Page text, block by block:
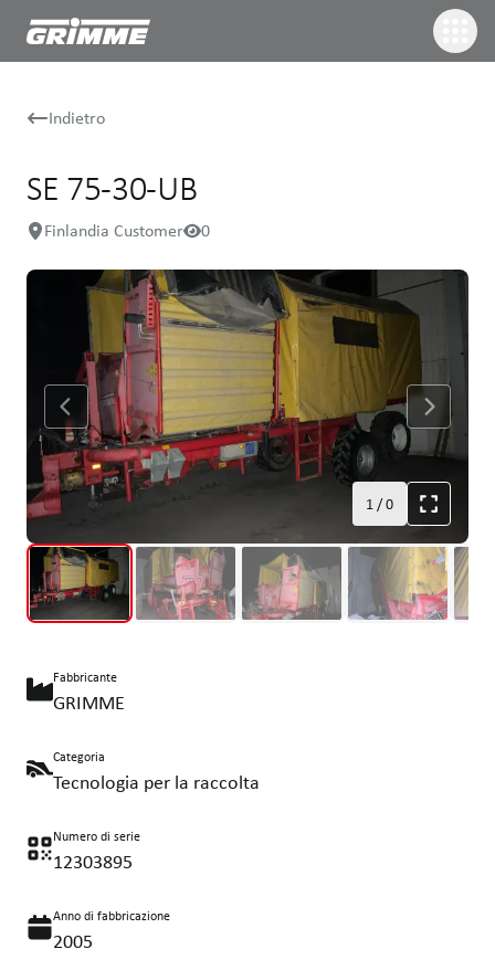
Indietro
SE 75-30-UB
Finlandia Customer 0
1/0
Fabbricante
GRIMME
Categoria
Tecnologia per la raccolta
Numero di serie
12303895
Anno di fabbricazione
2005